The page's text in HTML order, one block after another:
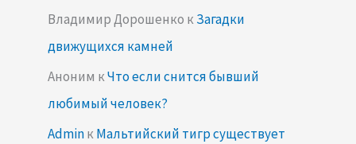
Владимир Дорошенко кЗагадки
движущихся камней
Аноним кЧто если снится бывший
любимый человек?
AdminкМальтийский тигр существует